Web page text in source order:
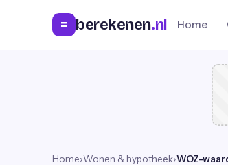
= berekenen.nl Home
Home›Wonen & hypotheek›WOZ-